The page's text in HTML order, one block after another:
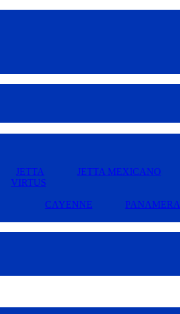
JETTA JETTA MEXICANO
VIRTUS
CAYENNE PANAMERA